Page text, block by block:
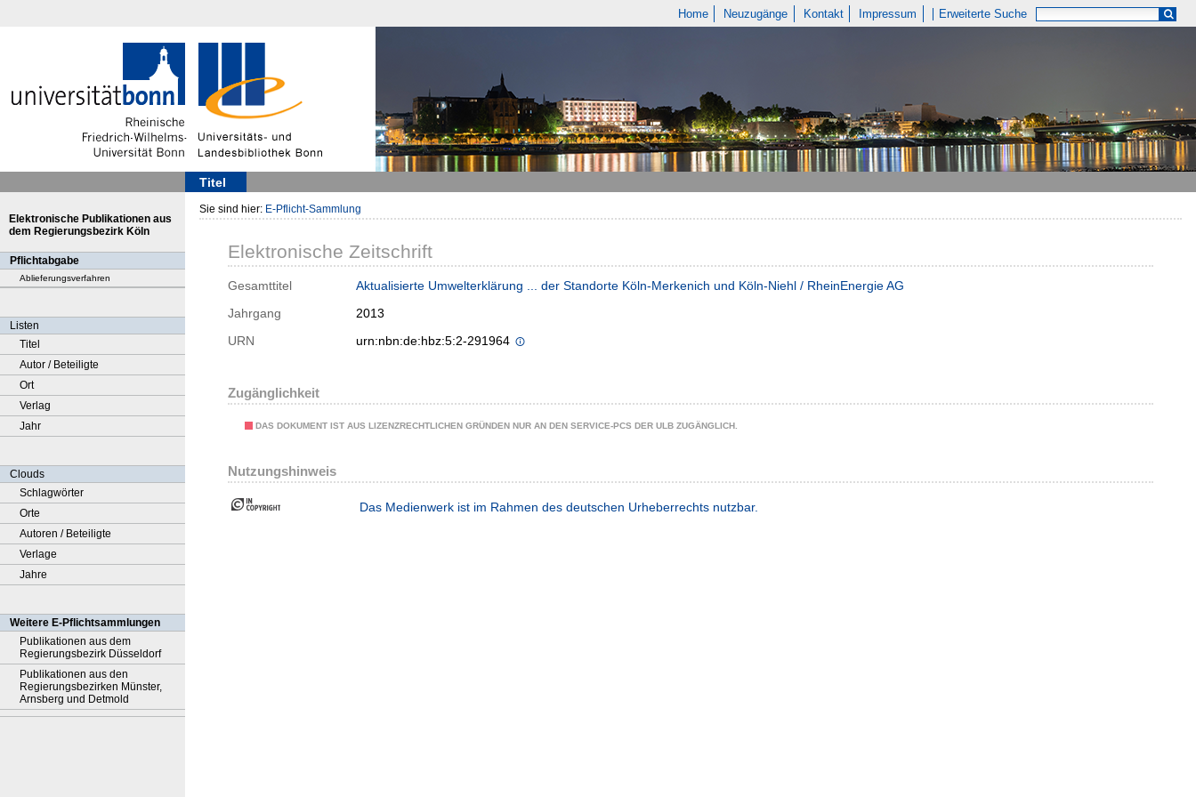
Home Neuzugänge Kontakt Impressum Erweiterte Suche
Titel
Elektronische Publikationen aus
dem Regierungsbezirk Köln
Pflichtabgabe
Ablieferungsverfahren
Listen
Titel
Autor / Beteiligte
Ort
Verlag
Jahr
Clouds
Schlagwörter
Orte
Autoren / Beteiligte
Verlage
Jahre
Weitere E-Pflichtsammlungen
Publikationen aus dem
Regierungsbezirk Düsseldorf
Publikationen aus den
Regierungsbezirken Münster,
Arnsberg und Detmold
Sie sind hier: E-Pflicht-Sammlung
Elektronische Zeitschrift
Gesamttitel
Aktualisierte Umwelterklärung ... der Standorte Köln-Merkenich und Köln-Niehl / RheinEnergie AG
Jahrgang
2013
URN
urn:nbn:de:hbz:5:2-291964
Zugänglichkeit
DAS DOKUMENT IST AUS LIZENZRECHTLICHEN GRÜNDEN NUR AN DEN SERVICE-PCS DER ULB ZUGÄNGLICH.
Nutzungshinweis
Das Medienwerk ist im Rahmen des deutschen Urheberrechts nutzbar.